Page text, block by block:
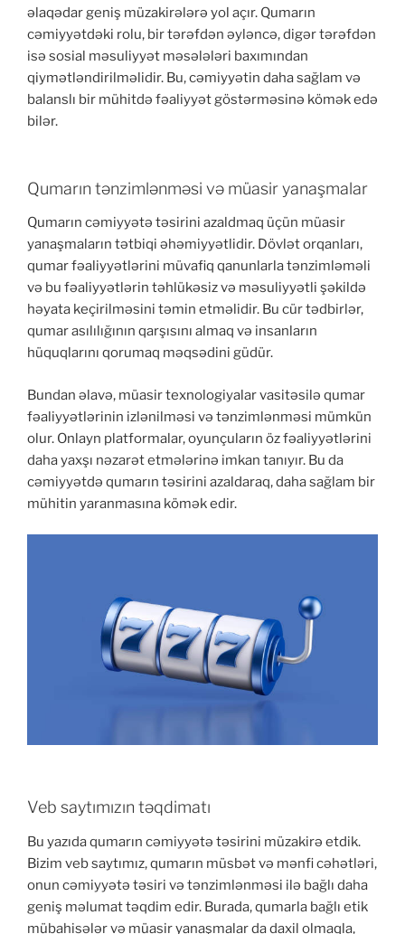
əlaqədar geniş müzakirələrə yol açır. Qumarın
cəmiyyətdəki rolu, bir tərəfdən əyləncə, digər tərəfdən
isə sosial məsuliyyət məsələləri baxımından
qiymətləndirilməlidir. Bu, cəmiyyətin daha sağlam və
balanslı bir mühitdə fəaliyyət göstərməsinə kömək edə
bilər.
Qumarın tənzimlənməsi və müasir yanaşmalar
Qumarın cəmiyyətə təsirini azaldmaq üçün müasir
yanaşmaların tətbiqi əhəmiyyətlidir. Dövlət orqanları,
qumar fəaliyyətlərini müvafiq qanunlarla tənzimləməli
və bu fəaliyyətlərin təhlükəsiz və məsuliyyətli şəkildə
həyata keçirilməsini təmin etməlidir. Bu cür tədbirlər,
qumar asılılığının qarşısını almaq və insanların
hüquqlarını qorumaq məqsədini güdür.
Bundan əlavə, müasir texnologiyalar vasitəsilə qumar
fəaliyyətlərinin izlənilməsi və tənzimlənməsi mümkün
olur. Onlayn platformalar, oyunçuların öz fəaliyyətlərini
daha yaxşı nəzarət etmələrinə imkan tanıyır. Bu da
cəmiyyətdə qumarın təsirini azaldaraq, daha sağlam bir
mühitin yaranmasına kömək edir.
Veb saytımızın təqdimatı
Bu yazıda qumarın cəmiyyətə təsirini müzakirə etdik.
Bizim veb saytımız, qumarın müsbət və mənfi cəhətləri,
onun cəmiyyətə təsiri və tənzimlənməsi ilə bağlı daha
geniş məlumat təqdim edir. Burada, qumarla bağlı etik
mübahisələr və müasir yanaşmalar da daxil olmaqla,